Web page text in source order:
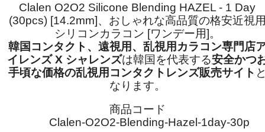
Clalen O2O2 Silicone Blending HAZEL - 1 Day
(30pcs) [14.2mm]、おしゃれな高品質の格安近視
シリコンカラコン [ワンデー用]。
韓国コンタクト、遠視用、乱視用カラコン専門店
イレンズ X シャレンズは韓国を代表する安全かつ
手頃な価格の乱視用コンタクトレンズ販売サイト
なります。
商品コード
Clalen-O2O2-Blending-Hazel-1day-30p